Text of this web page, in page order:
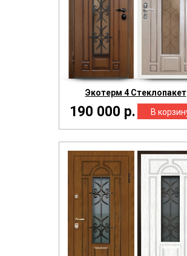
Экотерм 4 Стеклопакет
190 000 р.